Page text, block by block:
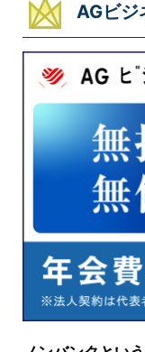
AGビジ